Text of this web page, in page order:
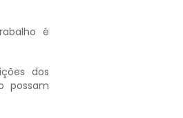
é
dos
possam